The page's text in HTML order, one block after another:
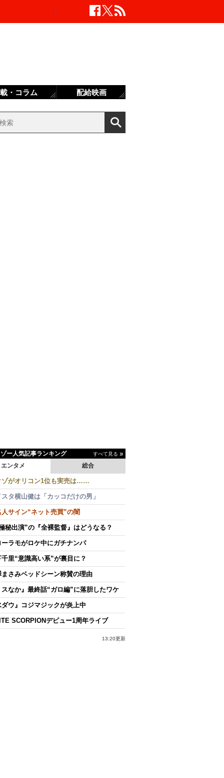
ー人気記事ランキング すべて見る
エンタメ 総合
ゾがオリコン1位も実売は……
タ横山健は「カッコだけの男」
人サイン“ネット売買”の闇
秘出演”の『全裸監督』はどうなる？
ーラモがロケ中にガチナンパ
里“意識高い系”が裏目に？
まさみベッドシーン称賛の理由
スなか』最終話“ガロ編”に落胆したワケ
ダウ』コジマジックが炎上中
SCORPIONデビュー1周年ライブ
13:20更新
・コラム 配給映画